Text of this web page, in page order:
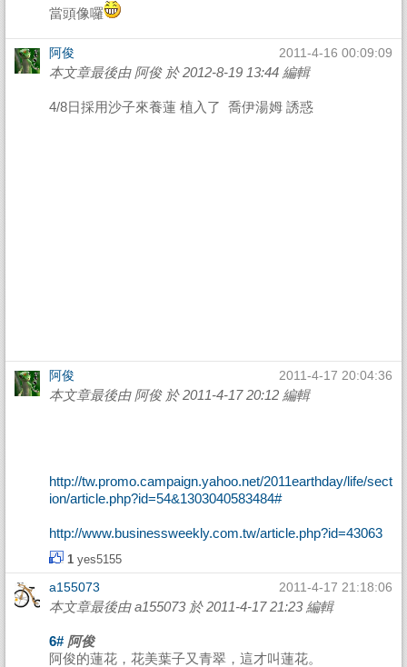
當頭像囉
阿俊 2011-4-16 00:09:09
本文章最後由 阿俊 於 2012-8-19 13:44 編輯
4/8日採用沙子來養蓮 植入了 喬伊湯姆 誘惑
阿俊 2011-4-17 20:04:36
本文章最後由 阿俊 於 2011-4-17 20:12 編輯
http://tw.promo.campaign.yahoo.net/2011earthday/life/sect
ion/article.php?id=54&1303040583484#
http://www.businessweekly.com.tw/article.php?id=43063
1 yes5155
a155073 2011-4-17 21:18:06
本文章最後由 a155073 於 2011-4-17 21:23 編輯
6# 阿俊
阿俊的蓮花，花美葉子又青翠，這才叫蓮花。